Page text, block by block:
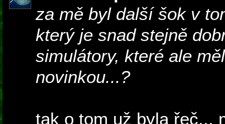
za mě byl další šok v
který je snad stejně
simulátory, které ale
novinkou...?
tak o tom už byla řeč...